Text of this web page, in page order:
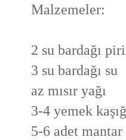
Malzemeler:
2 su bardağı
3 su bardağı su
az mısır yağı
3-4 yemek
5-6 adet mantar